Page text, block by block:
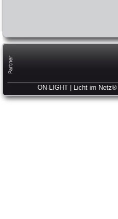
ON-LIGHT | Licht im Netz®